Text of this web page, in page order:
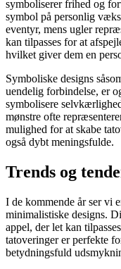
symboliserer frihed og
symbol på personlig
eventyr, mens ugler
kan tilpasses for at
hvilket giver dem en
Symboliske designs
uendelig forbindelse, er
symbolisere
mønstre ofte
mulighed for at skabe
også dybt meningsfulde.
Trends og
I de kommende år ser vi
minimalistiske designs.
appel, der let kan
tatoveringer er perfekte
betydningsfuld